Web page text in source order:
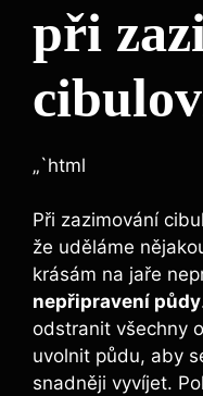
při
„`html
Při zazimování
že uděláme
krásám na jaře
nepřipravení půdy
odstranit všechny
uvolnit půdu, aby
snadněji vyvíjet.